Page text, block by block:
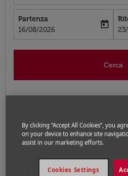
Partenza
fc-booking-departure-date-aria-
16/08/2026
today
fc-
Cerca
Home Voli Voli per Stati
Atlanta
Prossimo voli da
Prova ad aggiornare il tuo
By clicking “Accept All Cookies”, you
on your device to enhance site
assist in our marketing efforts.
Cookies Settings